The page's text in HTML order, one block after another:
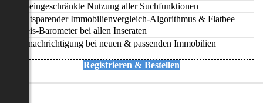
Uneingeschränkte Nutzung aller Suchfunktionen
Zeitsparender Immobilienvergleich-Algorithmus & Flatbee
Preis-Barometer bei allen Inseraten
Benachrichtigung bei neuen & passenden Immobilien
Registrieren & Bestellen